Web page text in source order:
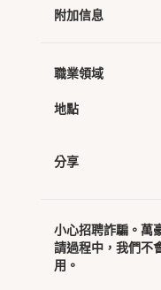
附加信息
職業領域
地點
分享
小心招聘詐騙。萬
請過程中，我們不
用。